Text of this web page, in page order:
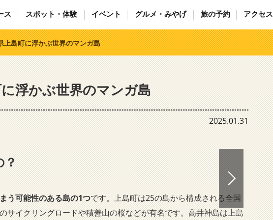
ス スポット・体験 イベント グルメ・みやげ 旅の予約 アクセス
上島町に浮かぶ世界のマンガ島
に浮かぶ世界のマンガ島
2025.01.31
う可能性のある島の1つです。上島町は25の島から構成される全国
サイクリングロードや積善山の桜などが有名です。高井神島は上島